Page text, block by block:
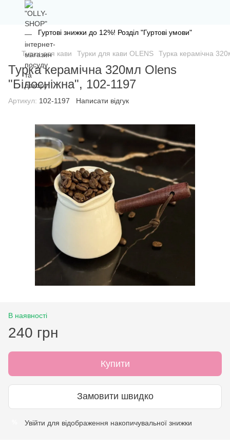
Гуртові знижки до 12%! Розділ "Гуртові умови"
Турки для кави Турки для кави OLENS Турка керамічна
Турка керамічна 320мл Olens
"Білосніжна", 102-1197
Артикул: 102-1197 Написати відгук
В наявності
240 грн
Купити
Замовити швидко
Увійти для відображення накопичувальної знижки